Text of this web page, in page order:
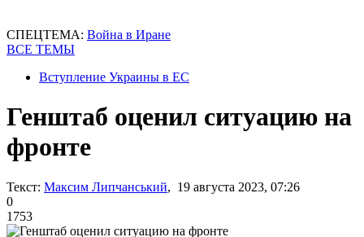
СПЕЦТЕМА: Война в Иране
ВСЕ ТЕМЫ
Вступление Украины в ЕС
Генштаб оценил ситуацию на
фронте
Текст: Максим Липчанський, 19 августа 2023, 07:26
0
1753